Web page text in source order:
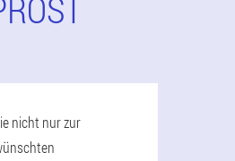
nicht nur zur